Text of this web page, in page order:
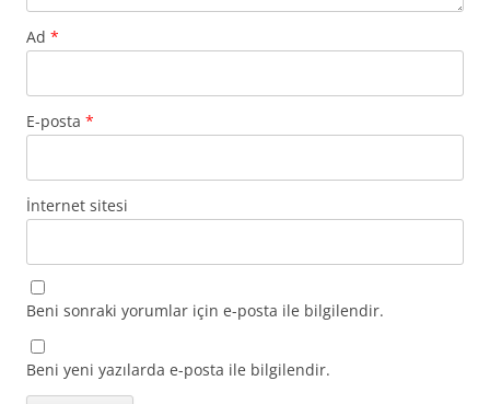
Ad *
E-posta *
İnternet sitesi
Beni sonraki yorumlar için e-posta ile bilgilendir.
Beni yeni yazılarda e-posta ile bilgilendir.